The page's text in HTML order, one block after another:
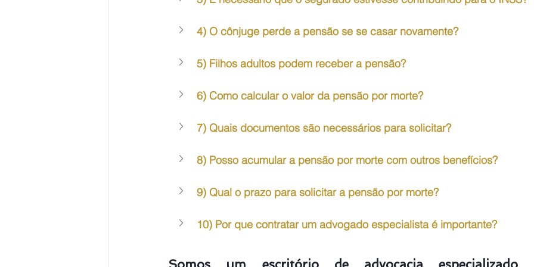
4) O cônjuge perde a pensão se se casar novamente?
5) Filhos adultos podem receber a pensão?
6) Como calcular o valor da pensão por morte?
7) Quais documentos são necessários para solicitar?
8) Posso acumular a pensão por morte com outros benefícios?
9) Qual o prazo para solicitar a pensão por morte?
10) Por que contratar um advogado especialista é importante?